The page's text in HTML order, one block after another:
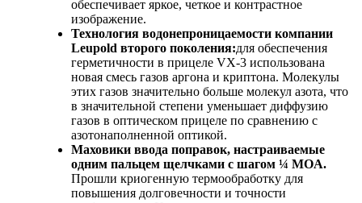
обеспечивает яркое, четкое и контрастное
изображение.
Технология водонепроницаемости компании
Leupold второго поколения:для обеспечения
герметичности в прицеле VX-3 использована
новая смесь газов аргона и криптона. Молекулы
этих газов значительно больше молекул азота, что
в значительной степени уменьшает диффузию
газов в оптическом прицеле по сравнению с
азотонаполненной оптикой.
Маховики ввода поправок, настраиваемые
одним пальцем щелчками с шагом ¼ MOA.
Прошли криогенную термообработку для
повышения долговечности и точности